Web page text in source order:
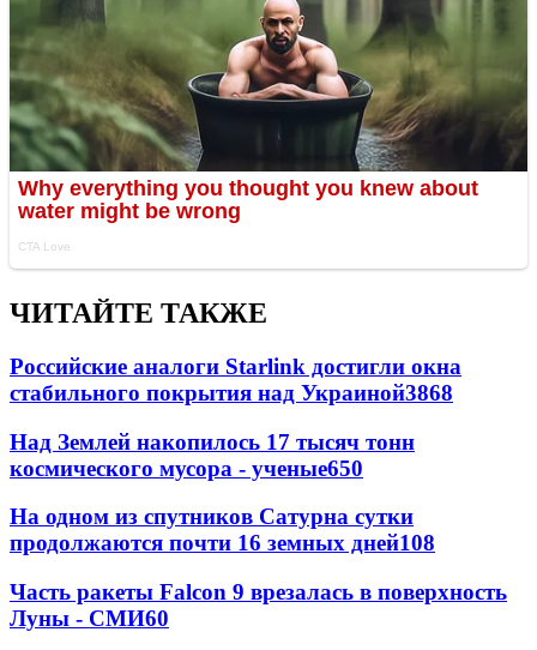
ЧИТАЙТЕ ТАКЖЕ
Российские аналоги Starlink достигли окна
стабильного покрытия над Украиной3868
Над Землей накопилось 17 тысяч тонн
космического мусора - ученые650
На одном из спутников Сатурна сутки
продолжаются почти 16 земных дней108
Часть ракеты Falcon 9 врезалась в поверхность
Луны - СМИ60